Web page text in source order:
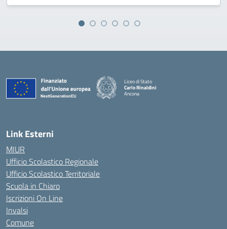
Liceo di Stato
Carlo Rinaldini
Ancona
Link Esterni
MIUR
Ufficio Scolastico Regionale
Ufficio Scolastico Territoriale
Scuola in Chiaro
Iscrizioni On Line
Invalsi
Comune